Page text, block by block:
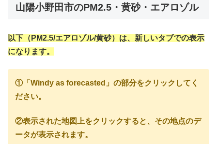
山陽小野田市のPM2.5・黄砂・エアロゾル
以下（PM2.5/エアロゾル/黄砂）は、新しいタブでの表示
になります。
①「Windy as forecasted」の部分をクリックしてく
ださい。
②表示された地図上をクリックすると、その地点のデ
ータが表示されます。